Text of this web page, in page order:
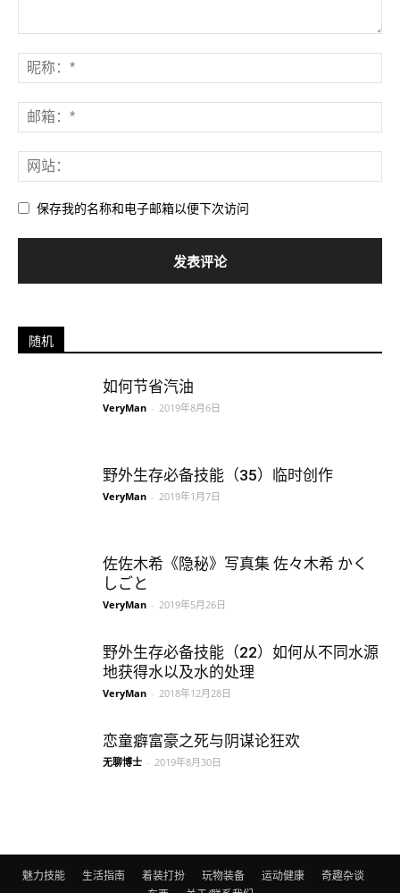
保存我的名称和电子邮箱以便下次访问
随机
如何节省汽油
VeryMan - 2019年8月6日
野外生存必备技能（35）临时创作
VeryMan - 2019年1月7日
佐佐木希《隐秘》写真集 佐々木希 かく
しごと
VeryMan - 2019年5月26日
野外生存必备技能（22） 如何从不同水源
地获得水以及水的处理
VeryMan - 2018年12月28日
恋童癖富豪之死与阴谋论狂欢
无聊博士 - 2019年8月30日
魅力技能 生活指南 着装打扮 玩物装备 运动健康
奇趣杂谈